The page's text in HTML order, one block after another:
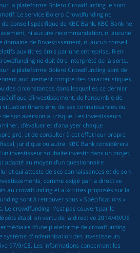
la plateforme Bolero Crowdfunding le sont
Le service Bolero Crowdfunding ne
conseil spécifique de KBC Bank. KBC Bank ne
ni aucune recommandation, ni aucune
de l’investissement, ni aucun conseil
aux titres émis par une entreprise. Rien
ne doit être interprété de la sorte.
la plateforme Bolero Crowdfunding sont de
aucunement compte des caractéristiques
des circonstances dans lesquelles ce dernier
d’investissement, de l’ensemble de
situation financière, de ses connaissances ou
son aversion au risque. Les investisseurs
d’évaluer et d’analyser chaque
gré, et de consulter à cet effet leur propre
juridique ou autre. KBC Bank considérera
investisseur souhaite investir dans un projet,
adapté au moyen d’un questionnaire
et qui atteste de ses connaissances et de son
comme exigé par la directive
au crowdfunding et aux titres proposés sur la
sont à retrouver sous « Spécifications »
Le crowdfunding n'est pas couvert par le
établi en vertu de la directive 2014/49/UE
d'une plateforme de crowdfunding
système d'indemnisation des investisseurs
97/9/CE. Les informations concernant les